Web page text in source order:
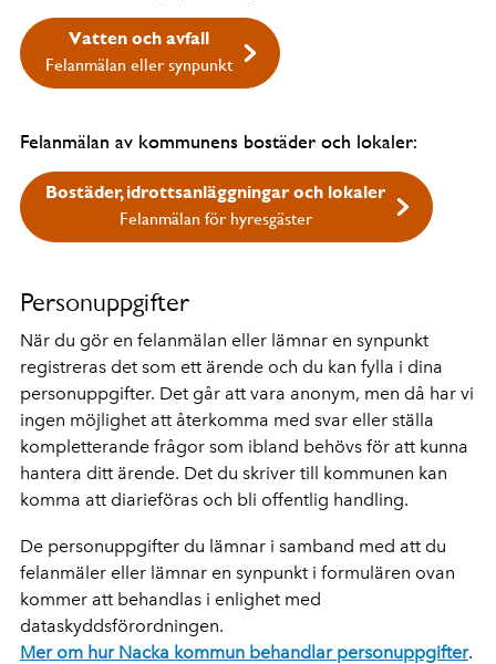
Vatten och avfall
Felanmälan eller synpunkt
Felanmälan av kommunens bostäder och lokaler:
Bostäder, idrottsanläggningar och lokaler
Felanmälan för hyresgäster
Personuppgifter
När du gör en felanmälan eller lämnar en synpunkt
registreras det som ett ärende och du kan fylla i dina
personuppgifter. Det går att vara anonym, men då har vi
ingen möjlighet att återkomma med svar eller ställa
kompletterande frågor som ibland behövs för att kunna
hantera ditt ärende. Det du skriver till kommunen kan
komma att diarieföras och bli offentlig handling.
De personuppgifter du lämnar i samband med att du
felanmäler eller lämnar en synpunkt i formulären ovan
kommer att behandlas i enlighet med
dataskyddsförordningen.
Mer om hur Nacka kommun behandlar personuppgifter.